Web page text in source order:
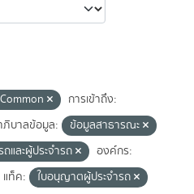
การเข้าถึง:
ภิบาลข้อมูล:
ข้อมูลสาธารณะ
และผู้ประจำรถ
องค์กร:
แท็ค:
ใบอนุญาตผู้ประจำรถ